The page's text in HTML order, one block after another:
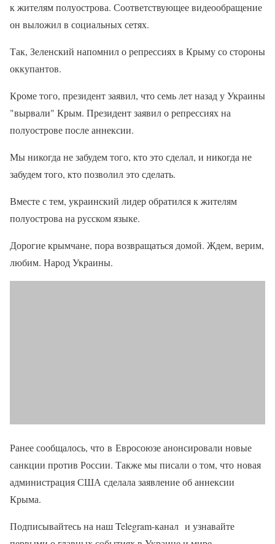
к жителям полуострова. Соответствующее видеообращение
он выложил в социальных сетях.
Так, Зеленский напомнил о репрессиях в Крыму со стороны
оккупантов.
Кроме того, президент заявил, что семь лет назад у Украины
"вырвали" Крым. Президент заявил о репрессиях на
полуострове после аннексии.
Мы никогда не забудем того, кто это сделал, и никогда не
забудем того, кто позволил это сделать.
Вместе с тем, украинский лидер обратился к жителям
полуострова на русском языке.
Дорогие крымчане, пора возвращаться домой. Ждем, верим,
любим. Народ Украины.
Ранее сообщалось, что в Евросоюзе анонсировали новые
санкции против России. Также мы писали о том, что новая
администрация США сделала заявление об аннексии
Крыма.
Подписывайтесь на наш Telegram-канал и узнавайте